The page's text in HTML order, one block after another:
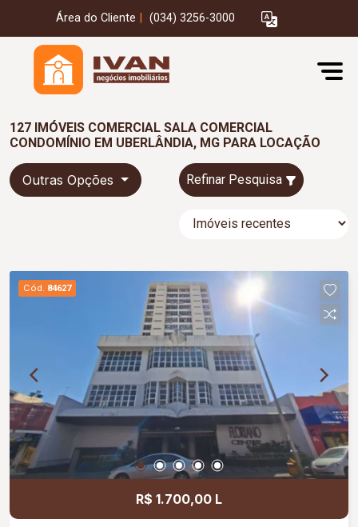
Área do Cliente (034) 3256-3000
127 IMÓVEIS COMERCIAL SALA COMERCIAL
CONDOMÍNIO EM UBERLÂNDIA, MG PARA LOCAÇÃO
Outras Opções Refinar Pesquisa
Cód. 84627
R$ 1.700,00 L